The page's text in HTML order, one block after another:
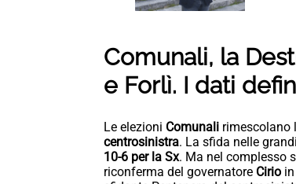
Comunali, la
e Forlì. I dati
Le elezioni Comunali rimescolano
centrosinistra. La sfida nelle
10-6 per la Sx. Ma nel complesso
riconferma del governatore Cirio in